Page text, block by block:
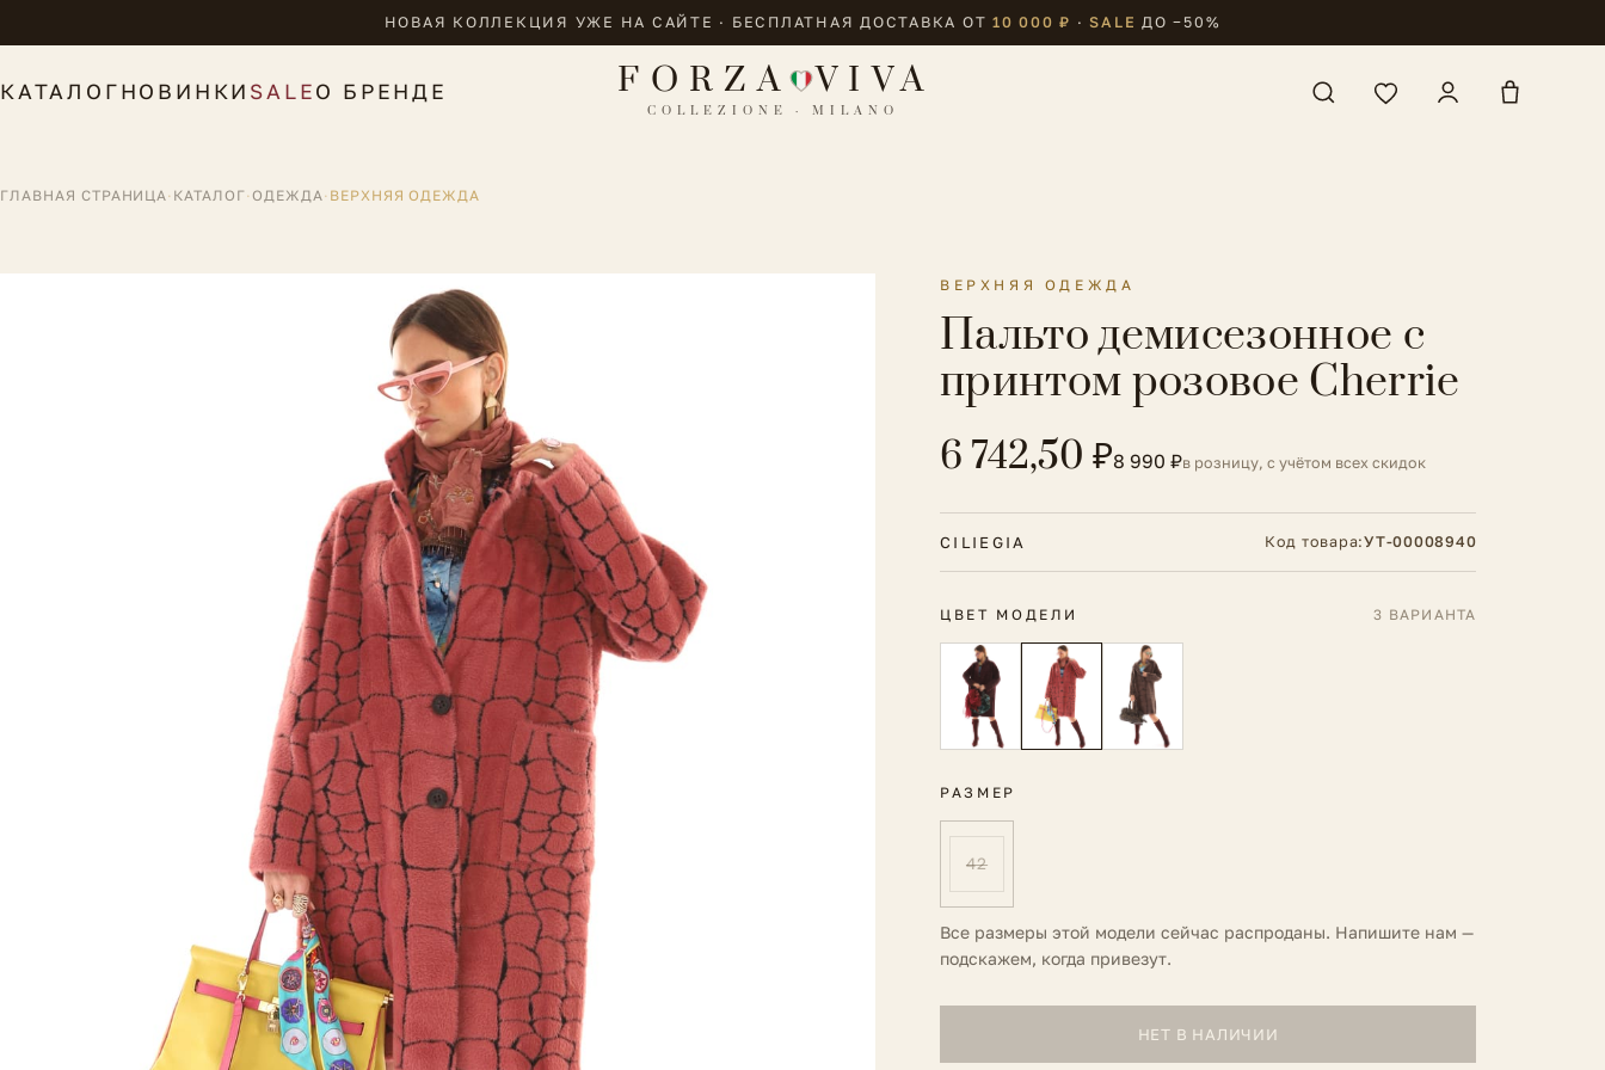
НОВАЯ КОЛЛЕКЦИЯ УЖЕ НА САЙТЕ · БЕСПЛАТНАЯ ДОСТАВКА ОТ10 000 ₽ · SALE ДО −50%
КАТАЛОГНОВИНКИ SALEО БРЕНДЕ FORZA VIVA
COLLEZIONE · MILANO
ГЛАВНАЯ СТРАНИЦА· КАТАЛОГ·ОДЕЖДА· ВЕРХНЯЯ ОДЕЖДА
ВЕРХНЯЯ ОДЕЖДА
Пальто демисезонное с
принтом розовое Cherrie
6 742,50 ₽8 990 ₽в розницу, с учётом всех скидок
CILIEGIA Код товара:УТ-00008940
ЦВЕТ МОДЕЛИ 3 ВАРИАНТА
РАЗМЕР
42
Все размеры этой модели сейчас распроданы. Напишите нам —
подскажем, когда привезут.
НЕТ В НАЛИЧИИ